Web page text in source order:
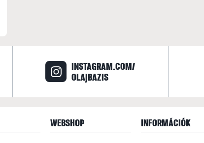
INSTAGRAM.COM/
OLAJBAZIS
WEBSHOP INFORMÁCIÓK